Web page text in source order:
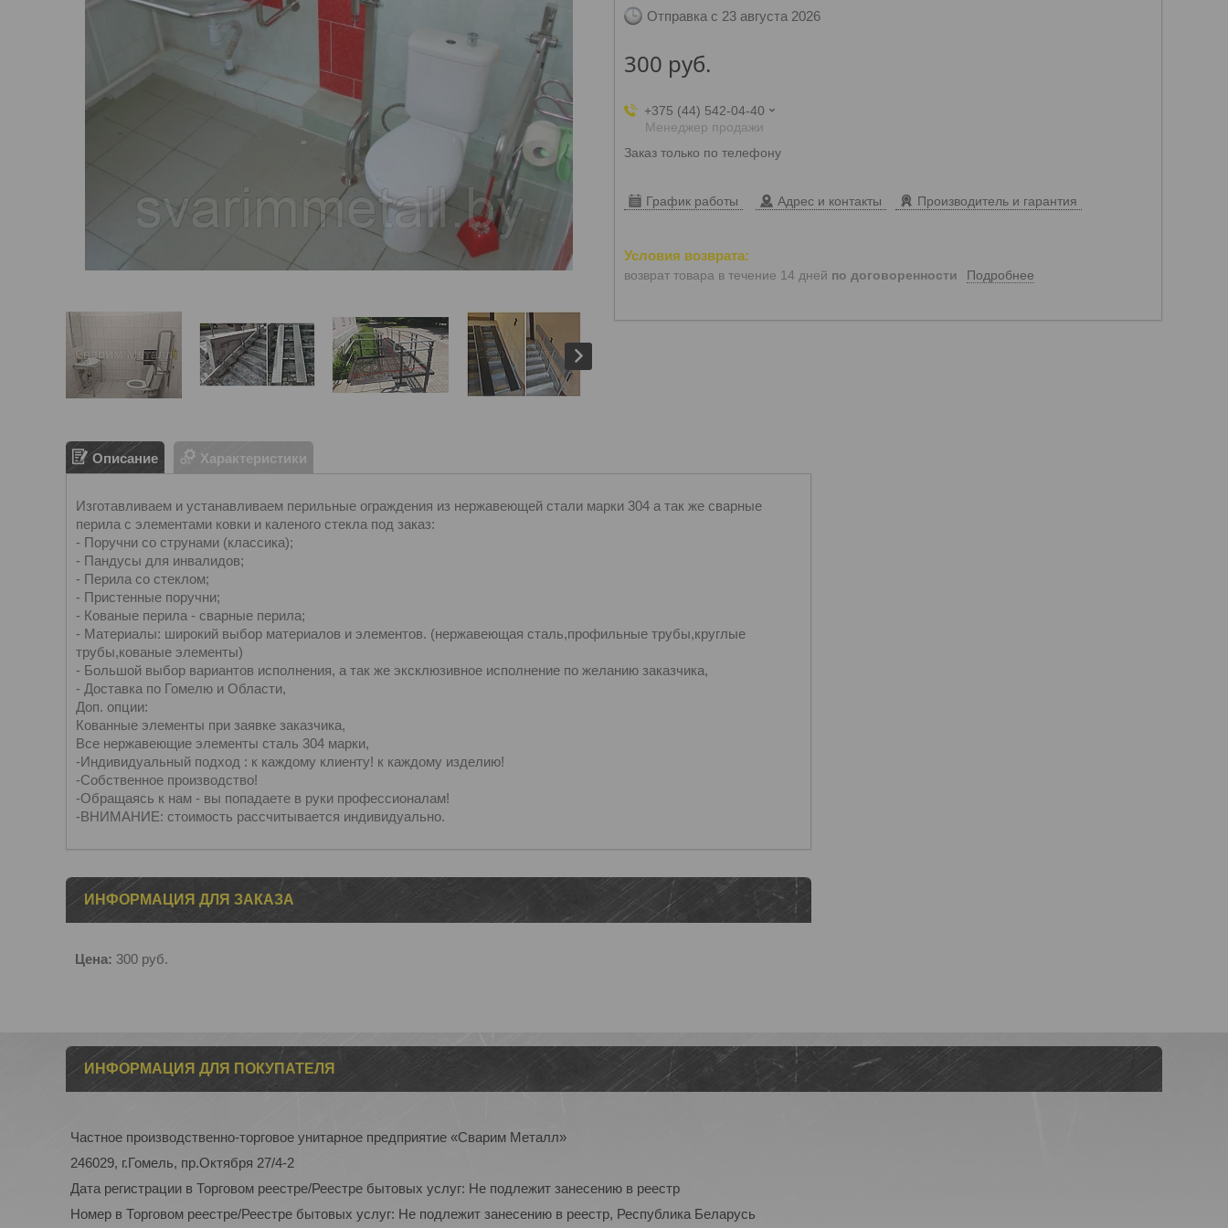
Отправка с 23 августа 2026
300 руб.
+375 (44) 542-04-40
Менеджер продажи
Заказ только по телефону
График работы Адрес и контакты Производитель и гарантия
возврат товара в течение 14 дней по договоренности Подробнее
Описание Характеристики
Изготавливаем и устанавливаем перильные ограждения из нержавеющей стали марки 304 а так же сварные
перила с элементами ковки и каленого стекла под заказ:
- Поручни со струнами (классика);
- Пандусы для инвалидов;
- Перила со стеклом;
- Пристенные поручни;
- Кованые перила - сварные перила;
- Материалы: широкий выбор материалов и элементов. (нержавеющая сталь,профильные трубы,круглые
трубы,кованые элементы)
- Большой выбор вариантов исполнения, а так же эксклюзивное исполнение по желанию заказчика,
- Доставка по Гомелю и Области,
Доп. опции:
Кованные элементы при заявке заказчика,
Все нержавеющие элементы сталь 304 марки,
-Индивидуальный подход : к каждому клиенту! к каждому изделию!
-Собственное производство!
-Обращаясь к нам - вы попадаете в руки профессионалам!
-ВНИМАНИЕ: стоимость рассчитывается индивидуально.
ИНФОРМАЦИЯ ДЛЯ ЗАКАЗА
Цена: 300 руб.
ИНФОРМАЦИЯ ДЛЯ ПОКУПАТЕЛЯ
Частное производственно-торговое унитарное предприятие «Сварим Металл»
246029, г.Гомель, пр.Октября 27/4-2
Дата регистрации в Торговом реестре/Реестре бытовых услуг: Не подлежит занесению в реестр
Номер в Торговом реестре/Реестре бытовых услуг: Не подлежит занесению в реестр, Республика Беларусь